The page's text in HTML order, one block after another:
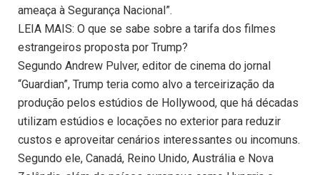
ameaça à Segurança Nacional”.
LEIA MAIS: O que se sabe sobre a tarifa dos filmes
estrangeiros proposta por Trump?
Segundo Andrew Pulver, editor de cinema do jornal
“Guardian”, Trump teria como alvo a terceirização da
produção pelos estúdios de Hollywood, que há décadas
utilizam estúdios e locações no exterior para reduzir
custos e aproveitar cenários interessantes ou incomuns.
Segundo ele, Canadá, Reino Unido, Austrália e Nova